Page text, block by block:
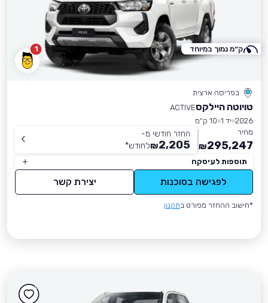
1
בפריסה ארצית
טויוטה היילקסACTIVE
2026 יד 1
10 ק״מ
מחיר
295,247
₪
החזר חודשי מ-
2,205
₪לחודש*
תוספות לעיסקה
לפגישה בסוכנות יצירת קשר
*חישוב ההחזר מפורט בתקנון
ק״מ נמוך במיוחד